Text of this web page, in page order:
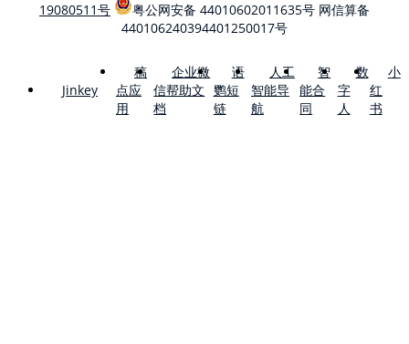
19080511号
粤公网安备 44010602011635号 网信算备
440106240394401250017号
Jinkey
稿
点应
用
企业微
信帮助文
档
语
鹦短
链
人工
智能导
航
智
能合
同
数
字
人
小
红
书